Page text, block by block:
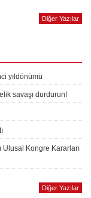
Diğer Yazılar
yıldönümü
savaşı durdurun!
Kongre Kararları
Diğer Yazılar